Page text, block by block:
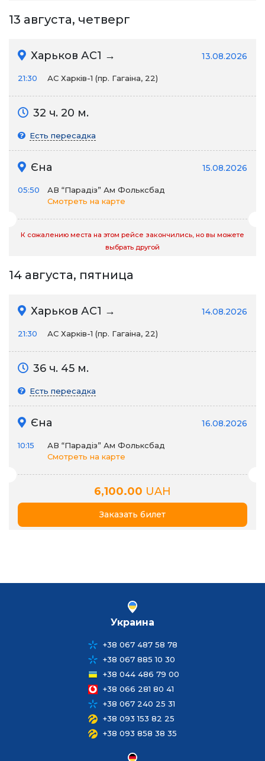
13 августа, четверг
Харьков АС1 → 13.08.2026
21:30 АС Харків-1 (пр. Гагаіна, 22)
32 ч. 20 м.
Есть пересадка
Єна 15.08.2026
05:50
АВ “Парадіз” Ам Фольксбад
Смотреть на карте
К сожалению места на этом рейсе закончились, но вы можете
выбрать другой
14 августа, пятница
Харьков АС1 → 14.08.2026
21:30 АС Харків-1 (пр. Гагаіна, 22)
36 ч. 45 м.
Есть пересадка
Єна 16.08.2026
10:15
АВ “Парадіз” Ам Фольксбад
Смотреть на карте
6,100.00 UAH
Заказать билет
Украина
+38 067 487 58 78
+38 067 885 10 30
+38 044 486 79 00
+38 066 281 80 41
+38 067 240 25 31
+38 093 153 82 25
+38 093 858 38 35